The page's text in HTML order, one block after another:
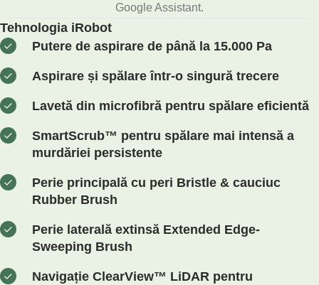
Google Assistant.
Tehnologia iRobot
Putere de aspirare de până la 15.000 Pa
Aspirare și spălare într-o singură trecere
Lavetă din microfibră pentru spălare eficientă
SmartScrub™ pentru spălare mai intensă a
murdăriei persistente
Perie principală cu peri Bristle & cauciuc
Rubber Brush
Perie laterală extinsă Extended Edge-
Sweeping Brush
Navigație ClearView™ LiDAR pentru